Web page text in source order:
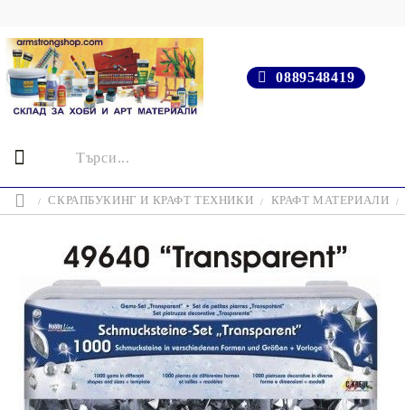
0889548419
СКРАПБУКИНГ И КРАФТ ТЕХНИКИ КРАФТ МАТЕРИАЛИ